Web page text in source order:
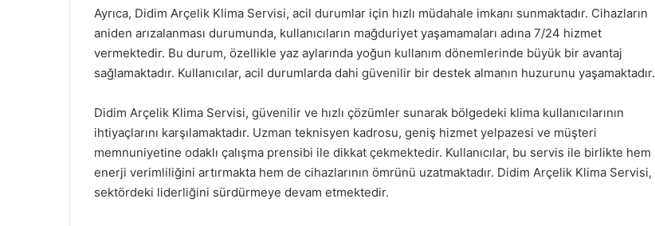
Ayrıca, Didim Arçelik Klima Servisi, acil durumlar için hızlı müdahale imkanı sunmaktadır. Cihazların
aniden arızalanması durumunda, kullanıcıların mağduriyet yaşamamaları adına 7/24 hizmet
vermektedir. Bu durum, özellikle yaz aylarında yoğun kullanım dönemlerinde büyük bir avantaj
sağlamaktadır. Kullanıcılar, acil durumlarda dahi güvenilir bir destek almanın huzurunu yaşamaktadır.
Didim Arçelik Klima Servisi, güvenilir ve hızlı çözümler sunarak bölgedeki klima kullanıcılarının
ihtiyaçlarını karşılamaktadır. Uzman teknisyen kadrosu, geniş hizmet yelpazesi ve müşteri
memnuniyetine odaklı çalışma prensibi ile dikkat çekmektedir. Kullanıcılar, bu servis ile birlikte hem
enerji verimliliğini artırmakta hem de cihazlarının ömrünü uzatmaktadır. Didim Arçelik Klima Servisi,
sektördeki liderliğini sürdürmeye devam etmektedir.